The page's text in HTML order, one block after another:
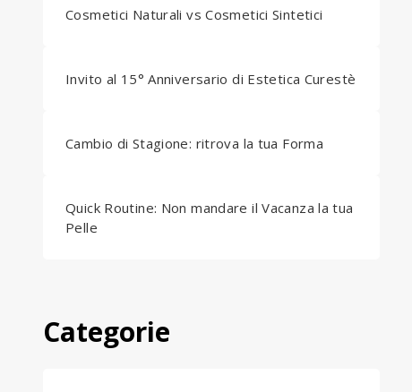
Cosmetici Naturali vs Cosmetici Sintetici
Invito al 15° Anniversario di Estetica Curestè
Cambio di Stagione: ritrova la tua Forma
Quick Routine: Non mandare il Vacanza la tua
Pelle
Categorie